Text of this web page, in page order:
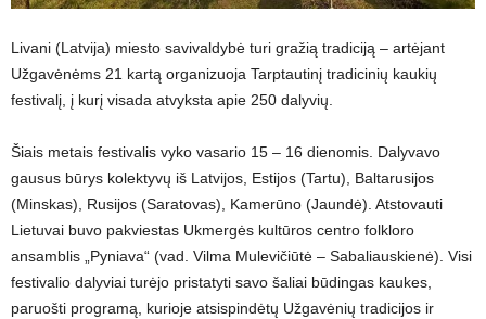
Livani (Latvija) miesto savivaldybė turi gražią tradiciją – artėjant
Užgavėnėms 21 kartą organizuoja Tarptautinį tradicinių kaukių
festivalį, į kurį visada atvyksta apie 250 dalyvių.
Šiais metais festivalis vyko vasario 15 – 16 dienomis. Dalyvavo
gausus būrys kolektyvų iš Latvijos, Estijos (Tartu), Baltarusijos
(Minskas), Rusijos (Saratovas), Kamerūno (Jaundė). Atstovauti
Lietuvai buvo pakviestas Ukmergės kultūros centro folkloro
ansamblis „Pyniava“ (vad. Vilma Mulevičiūtė – Sabaliauskienė). Visi
festivalio dalyviai turėjo pristatyti savo šaliai būdingas kaukes,
paruošti programą, kurioje atsispindėtų Užgavėnių tradicijos ir